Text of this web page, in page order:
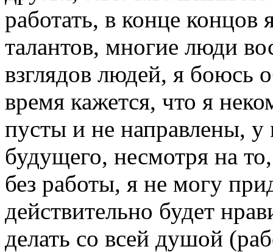
работать, в конце
талантов, многие люди
взглядов людей, я боюсь
время кажется, что я
пусты и не направлены, у
будущего, несмотря на
без работы, я не могу
действительно будет
делать со всей душой